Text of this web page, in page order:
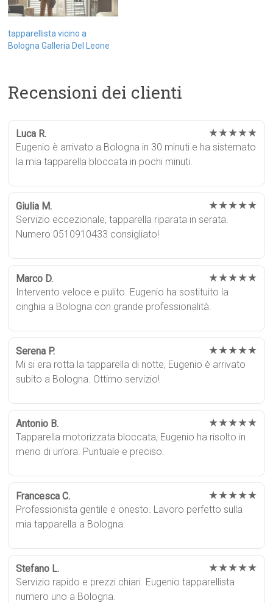
tapparellista vicino a
Bologna Galleria Del Leone
Recensioni dei clienti
Luca R. ★★★★★
Eugenio è arrivato a Bologna in 30 minuti e ha sistemato
la mia tapparella bloccata in pochi minuti.
Giulia M. ★★★★★
Servizio eccezionale, tapparella riparata in serata.
Numero 0510910433 consigliato!
Marco D. ★★★★★
Intervento veloce e pulito. Eugenio ha sostituito la
cinghia a Bologna con grande professionalità.
Serena P. ★★★★★
Mi si era rotta la tapparella di notte, Eugenio è arrivato
subito a Bologna. Ottimo servizio!
Antonio B. ★★★★★
Tapparella motorizzata bloccata, Eugenio ha risolto in
meno di un’ora. Puntuale e preciso.
Francesca C. ★★★★★
Professionista gentile e onesto. Lavoro perfetto sulla
mia tapparella a Bologna.
Stefano L. ★★★★★
Servizio rapido e prezzi chiari. Eugenio tapparellista
numero uno a Bologna.